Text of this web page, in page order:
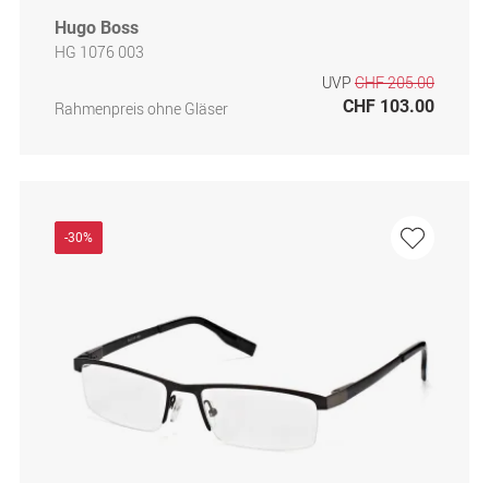
Hugo Boss
HG 1076 003
Rahmenpreis ohne Gläser
UVP CHF 205.00
CHF 103.00
-30%